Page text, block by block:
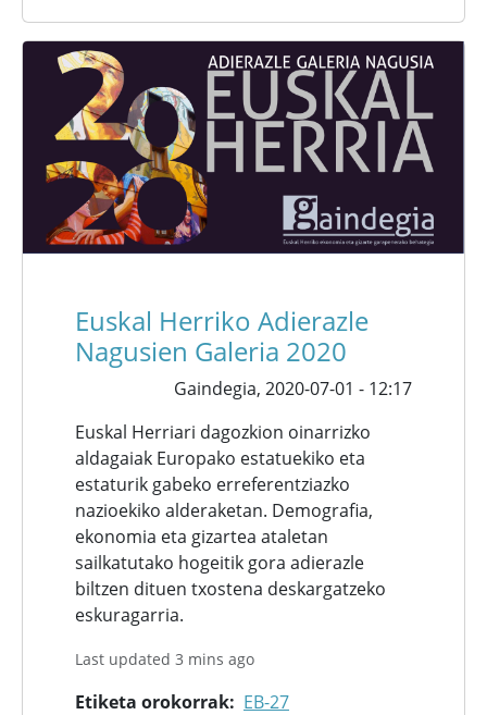
Euskal Herriko Adierazle
Nagusien Galeria 2020
Gaindegia, 2020-07-01 - 12:17
Euskal Herriari dagozkion oinarrizko
aldagaiak Europako estatuekiko eta
estaturik gabeko erreferentziazko
nazioekiko alderaketan. Demografia,
ekonomia eta gizartea ataletan
sailkatutako hogeitik gora adierazle
biltzen dituen txostena deskargatzeko
eskuragarria.
Last updated 3 mins ago
Etiketa orokorrak EB-27